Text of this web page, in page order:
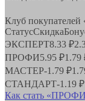
Клуб
СтатусСкидка
ЭКСПЕРТ8.33 ₽
ПРОФИ5.95 ₽1.79
МАСТЕР-1.79 ₽
СТАНДАРТ-1.19 ₽
Как стать